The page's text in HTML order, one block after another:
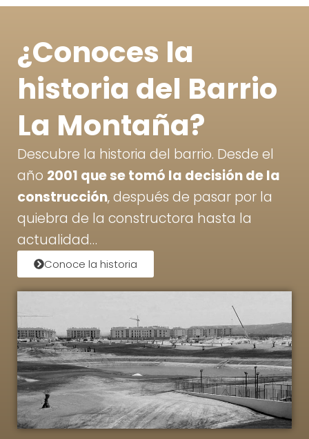
¿Conoces la
historia del Barrio
La Montaña?
Descubre la historia del barrio. Desde el
año 2001 que se tomó la decisión de la
construcción, después de pasar por la
quiebra de la constructora hasta la
actualidad…
Conoce la historia